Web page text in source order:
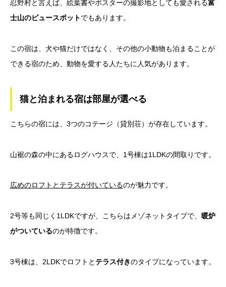
忍野村と言えば、絵葉書やポスターの撮影地としても愛される富
士山のビュースポットでもあります。
この宿は、犬や猫だけではなく、その他の小動物も泊まることが
できる宿のため、動物を愛する人たちに人気があります。
猫と泊まれる宿は部屋が選べる
こちらの宿には、3つのコテージ（貸別荘）が存在しています。
山裾の森の中にあるログハウスで、1号棟は1LDKの間取りです。
広めのロフトとテラスが付いているのが魅力です。
2号等も同じく1LDKですが、こちらはメゾネットタイプで、 暖炉
がついているのが特徴です。
3号棟は、2LDKでロフトと テラス付きのタイプになっています。